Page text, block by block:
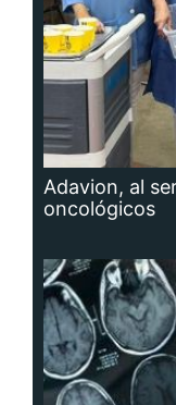
Adavion, al
oncológicos